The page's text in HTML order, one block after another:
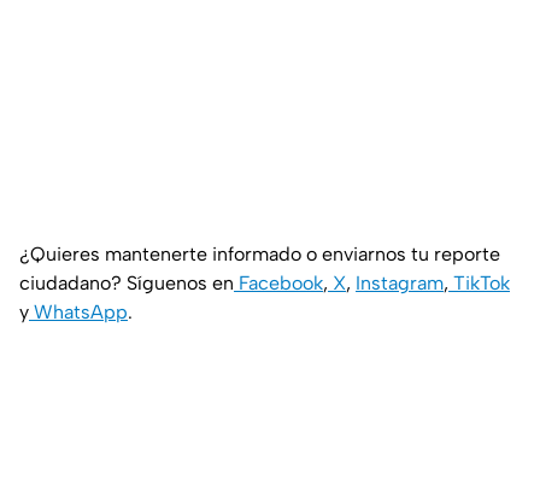
¿Quieres mantenerte informado o enviarnos tu reporte
ciudadano? Síguenos en Facebook, X, Instagram, TikTok
y WhatsApp.